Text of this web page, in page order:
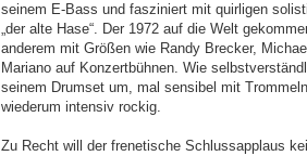
seinem E-Bass und fasziniert mit quirligen
„der alte Hase“. Der 1972 auf die Welt
anderem mit Größen wie Randy Brecker,
Mariano auf Konzertbühnen. Wie
seinem Drumset um, mal sensibel mit
wiederum intensiv rockig.
Zu Recht will der frenetische Schlussapplaus